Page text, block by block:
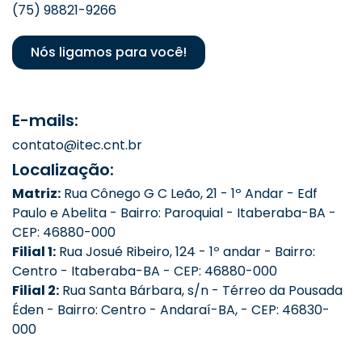
(75) 98821-9266
Nós ligamos para você!
E-mails:
contato@itec.cnt.br
Localização:
Matriz: Rua Cônego G C Leão, 21 - 1º Andar - Edf
Paulo e Abelita - Bairro: Paroquial - Itaberaba-BA -
CEP: 46880-000
Filial 1: Rua Josué Ribeiro, 124 - 1º andar - Bairro:
Centro - Itaberaba-BA - CEP: 46880-000
Filial 2: Rua Santa Bárbara, s/n - Térreo da Pousada
Éden - Bairro: Centro - Andaraí-BA, - CEP: 46830-
000